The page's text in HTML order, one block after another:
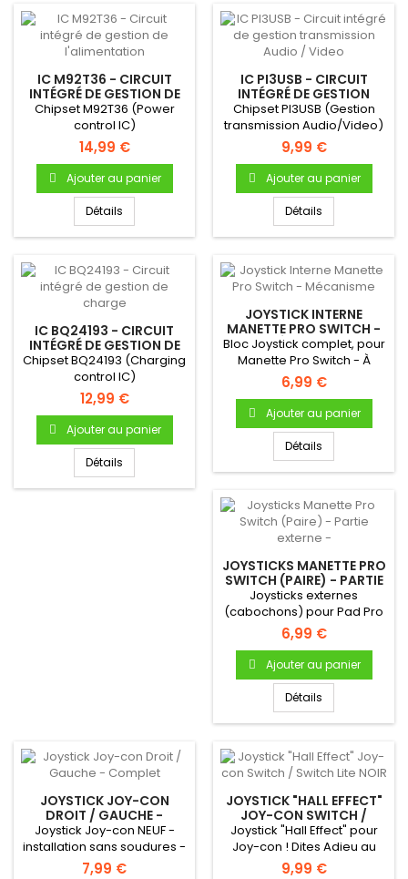
IC M92T36 - CIRCUIT
INTÉGRÉ DE GESTION DE
L'ALIMENTATION
Chipset M92T36 (Power
control IC)
14,99 €
Ajouter au panier
Détails
IC PI3USB - CIRCUIT
INTÉGRÉ DE GESTION
TRANSMISSION AUDIO /
VIDEO
Chipset PI3USB (Gestion
transmission Audio/Video)
9,99 €
Ajouter au panier
Détails
IC BQ24193 - CIRCUIT
INTÉGRÉ DE GESTION DE
CHARGE
Chipset BQ24193 (Charging
control IC)
12,99 €
Ajouter au panier
Détails
JOYSTICK INTERNE
MANETTE PRO SWITCH -
MÉCANISME
Bloc Joystick complet, pour
Manette Pro Switch - À
souder sur la carte mère...
6,99 €
Ajouter au panier
Détails
JOYSTICKS MANETTE PRO
SWITCH (PAIRE) - PARTIE
EXTERNE -
Joysticks externes
(cabochons) pour Pad Pro
Switch - Produit neuf &
original
6,99 €
Ajouter au panier
Détails
JOYSTICK JOY-CON
DROIT / GAUCHE -
COMPLET
Joystick Joy-con NEUF -
installation sans soudures -
Complet, avec sa nappe...
7,99 €
JOYSTICK "HALL EFFECT"
JOY-CON SWITCH /
SWITCH LITE NOIR
Joystick "Hall Effect" pour
Joy-con ! Dites Adieu au
Joy-con Drift grâce à la...
9,99 €